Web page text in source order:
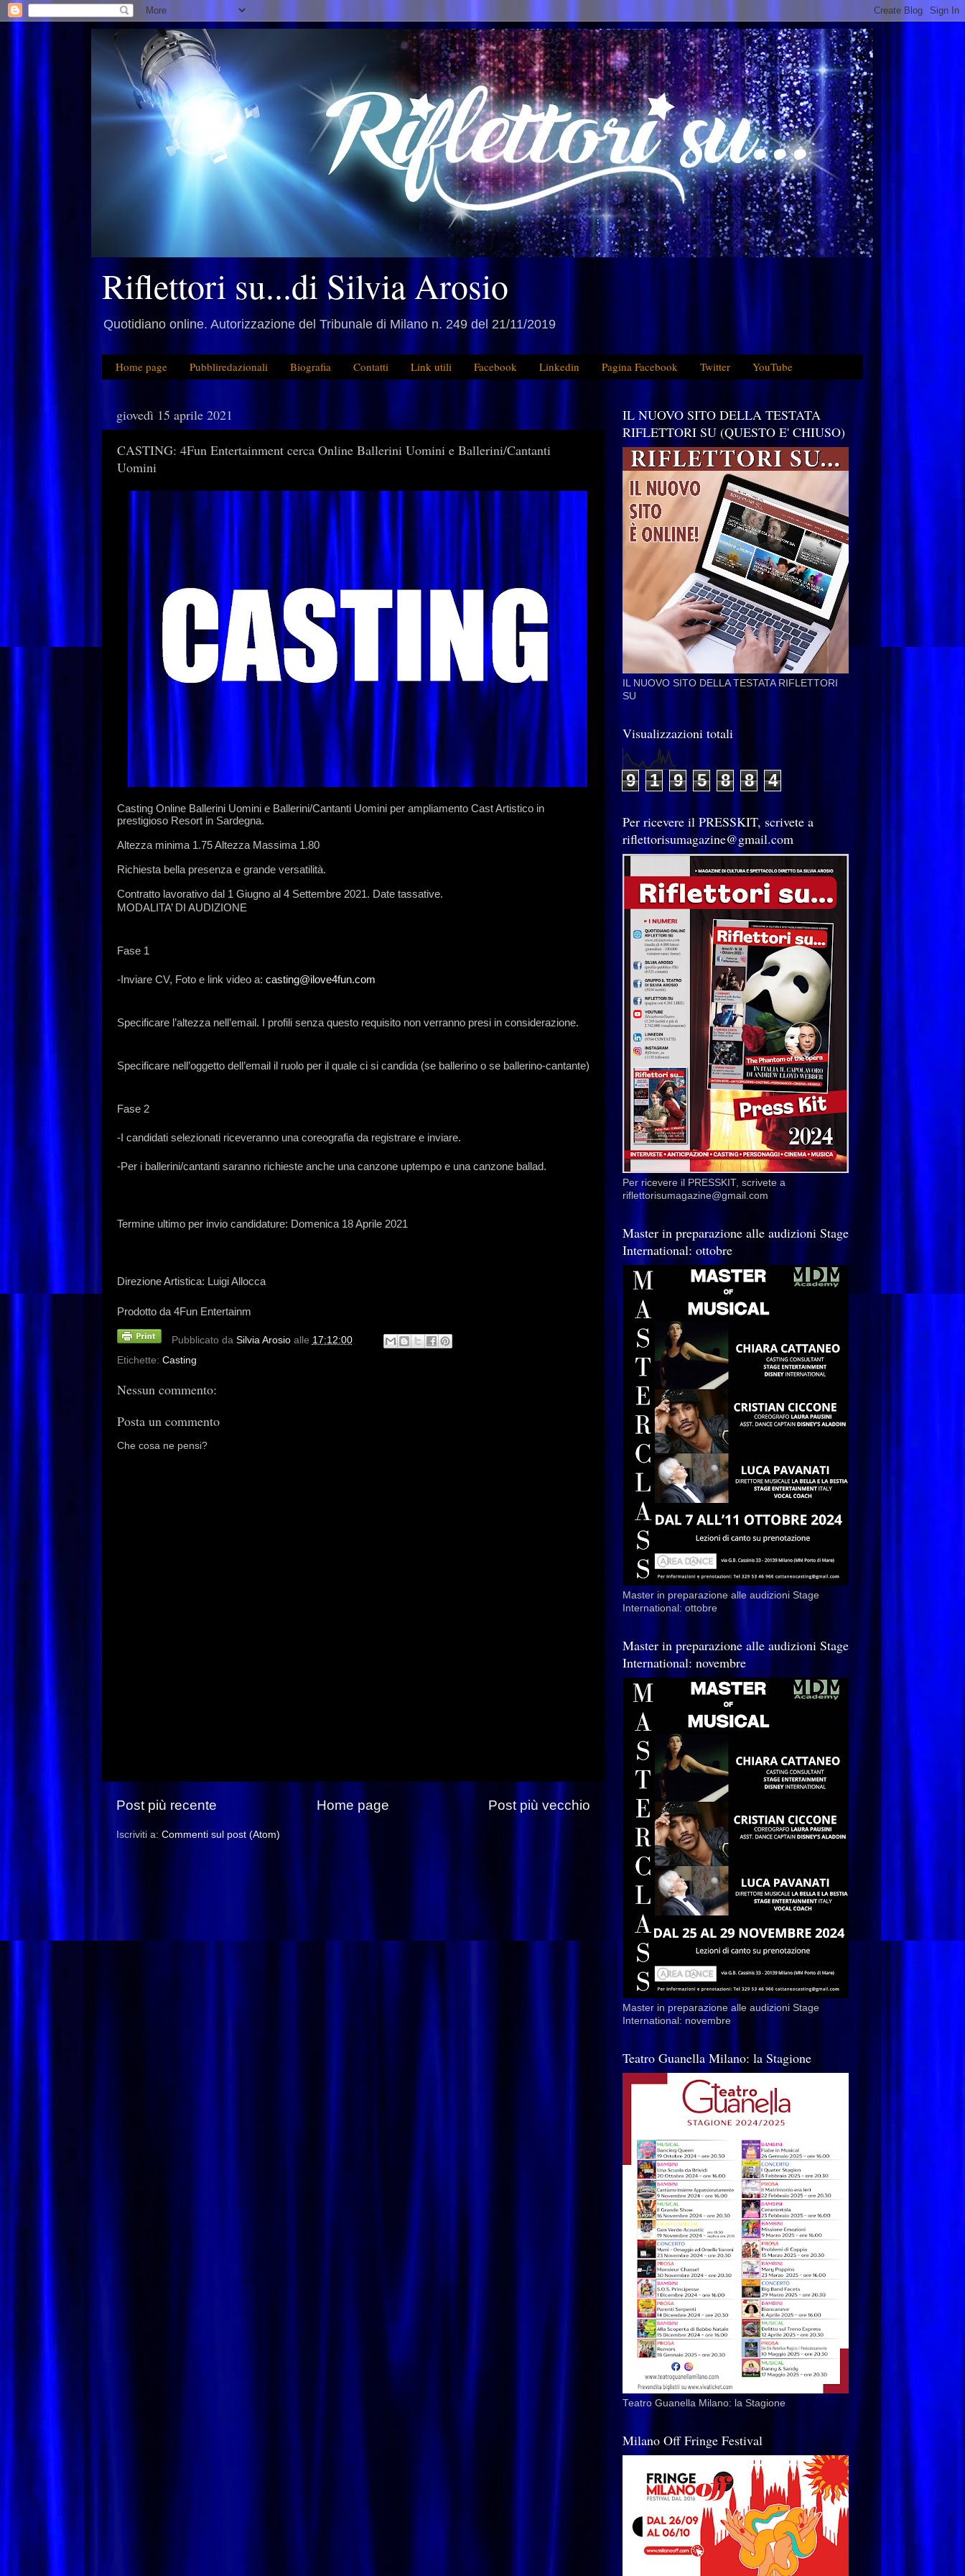
Riflettori su...di Silvia Arosio
Quotidiano online. Autorizzazione del Tribunale di Milano n. 249 del 21/11/2019
Home page Pubbliredazionali Biografia Contatti Link utili Facebook Linkedin Pagina Facebook Twitter YouTube
giovedì 15 aprile 2021
CASTING: 4Fun Entertainment cerca Online Ballerini Uomini e Ballerini/Cantanti
Uomini
Casting Online Ballerini Uomini e Ballerini/Cantanti Uomini per ampliamento Cast Artistico in
prestigioso Resort in Sardegna.
Altezza minima 1.75 Altezza Massima 1.80
Richiesta bella presenza e grande versatilità.
Contratto lavorativo dal 1 Giugno al 4 Settembre 2021. Date tassative.
MODALITA’ DI AUDIZIONE
Fase 1
-Inviare CV, Foto e link video a: casting@ilove4fun.com
Specificare l’altezza nell’email. I profili senza questo requisito non verranno presi in considerazione.
Specificare nell’oggetto dell’email il ruolo per il quale ci si candida (se ballerino o se ballerino-cantante)
Fase 2
-I candidati selezionati riceveranno una coreografia da registrare e inviare.
-Per i ballerini/cantanti saranno richieste anche una canzone uptempo e una canzone ballad.
Termine ultimo per invio candidature: Domenica 18 Aprile 2021
Direzione Artistica: Luigi Allocca
Prodotto da 4Fun Entertainm
Pubblicato da Silvia Arosio alle 17:12:00
Etichette: Casting
Nessun commento:
Posta un commento
Che cosa ne pensi?
Post più recente Post più vecchio
Home page
Iscriviti a: Commenti sul post (Atom)
IL NUOVO SITO DELLA TESTATA
RIFLETTORI SU (QUESTO E' CHIUSO)
IL NUOVO SITO DELLA TESTATA RIFLETTORI
SU
Visualizzazioni totali
9 1 9 5 8 8 4
Per ricevere il PRESSKIT, scrivete a
riflettorisumagazine@gmail.com
Per ricevere il PRESSKIT, scrivete a
riflettorisumagazine@gmail.com
Master in preparazione alle audizioni Stage
International: ottobre
Master in preparazione alle audizioni Stage
International: ottobre
Master in preparazione alle audizioni Stage
International: novembre
Master in preparazione alle audizioni Stage
International: novembre
Teatro Guanella Milano: la Stagione
Teatro Guanella Milano: la Stagione
Milano Off Fringe Festival